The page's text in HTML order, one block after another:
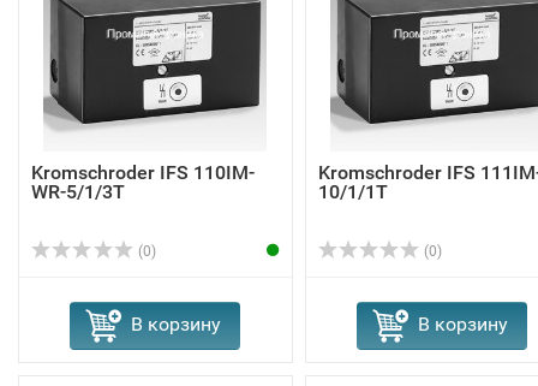
Kromschroder IFS 110IM-
WR-5/1/3T
(0)
В корзину
Kromschroder IFS
10/1/1T
(0)
В корзину